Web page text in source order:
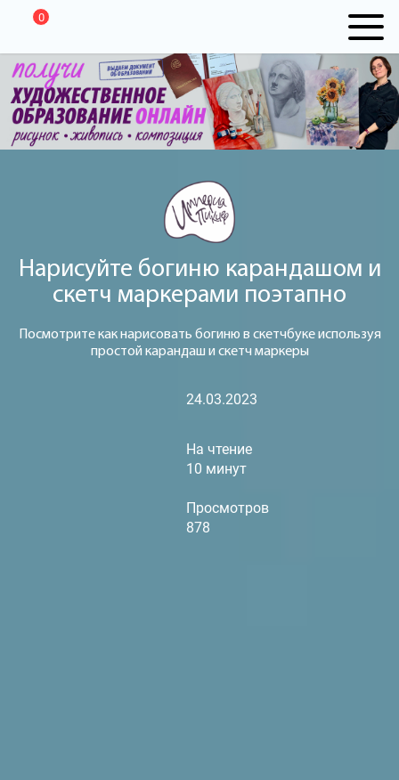
0
Нарисуйте богиню карандашом и
скетч маркерами поэтапно
Посмотрите как нарисовать богиню в скетчбуке используя
простой карандаш и скетч маркеры
24.03.2023
На чтение
10 минут
Просмотров
878